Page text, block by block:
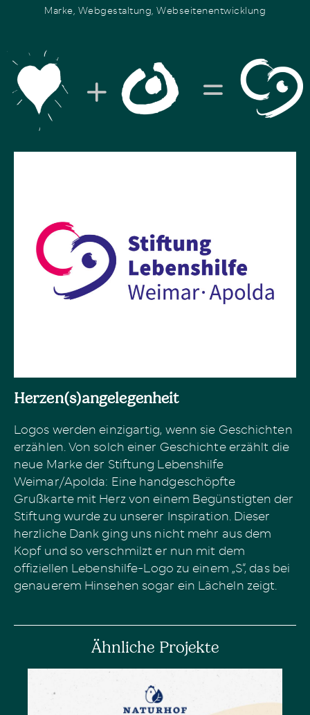
Marke, Webgestaltung, Webseitenentwicklung
Herzen(s)angelegenheit
Logos werden einzigartig, wenn sie Geschichten
erzählen. Von solch einer Geschichte erzählt die
neue Marke der Stiftung Lebenshilfe
Weimar/Apolda: Eine handgeschöpfte
Grußkarte mit Herz von einem Begünstigten der
Stiftung wurde zu unserer Inspiration. Dieser
herzliche Dank ging uns nicht mehr aus dem
Kopf und so verschmilzt er nun mit dem
offiziellen Lebenshilfe-Logo zu einem „S“, das bei
genauerem Hinsehen sogar ein Lächeln zeigt.
Ähnliche Projekte